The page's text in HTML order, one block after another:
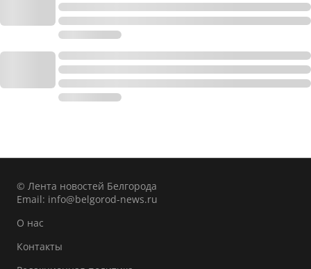
© Лента новостей Белгорода
Email: info@belgorod-news.ru
О нас
Контакты